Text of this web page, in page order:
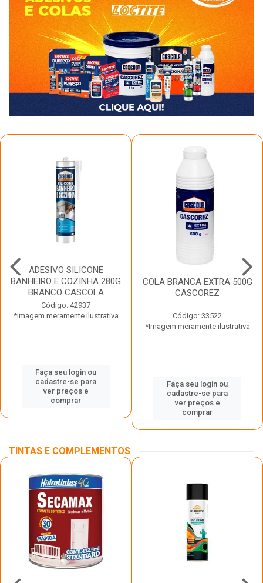
ADESIVO SILICONE
BANHEIRO E COZINHA 280G
BRANCO CASCOLA
Código: 42937
*Imagem meramente ilustrativa
Faça seu login ou
cadastre-se para
ver preços e
comprar
COLA BRANCA EXTRA 500G
CASCOREZ
Código: 33522
*Imagem meramente ilustrativa
Faça seu login ou
cadastre-se para
ver preços e
comprar
TINTAS E COMPLEMENTOS